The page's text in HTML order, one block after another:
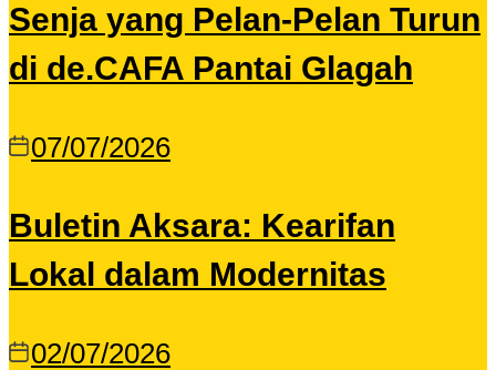
Senja yang Pelan-Pelan Turun
di de.CAFA Pantai Glagah
07/07/2026
Buletin Aksara: Kearifan
Lokal dalam Modernitas
02/07/2026